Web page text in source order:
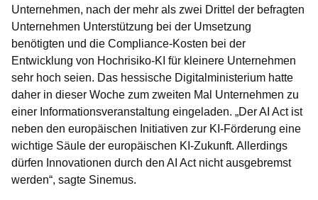
Unternehmen, nach der mehr als zwei Drittel der befragten
Unternehmen Unterstützung bei der Umsetzung
benötigten und die Compliance-Kosten bei der
Entwicklung von Hochrisiko-KI für kleinere Unternehmen
sehr hoch seien. Das hessische Digitalministerium hatte
daher in dieser Woche zum zweiten Mal Unternehmen zu
einer Informationsveranstaltung eingeladen. „Der AI Act ist
neben den europäischen Initiativen zur KI-Förderung eine
wichtige Säule der europäischen KI-Zukunft. Allerdings
dürfen Innovationen durch den AI Act nicht ausgebremst
werden“, sagte Sinemus.